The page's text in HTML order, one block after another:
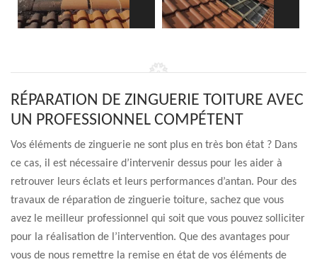
RÉPARATION DE ZINGUERIE TOITURE AVEC
UN PROFESSIONNEL COMPÉTENT
Vos éléments de zinguerie ne sont plus en très bon état ? Dans
ce cas, il est nécessaire d’intervenir dessus pour les aider à
retrouver leurs éclats et leurs performances d’antan. Pour des
travaux de réparation de zinguerie toiture, sachez que vous
avez le meilleur professionnel qui soit que vous pouvez solliciter
pour la réalisation de l’intervention. Que des avantages pour
vous de nous remettre la remise en état de vos éléments de